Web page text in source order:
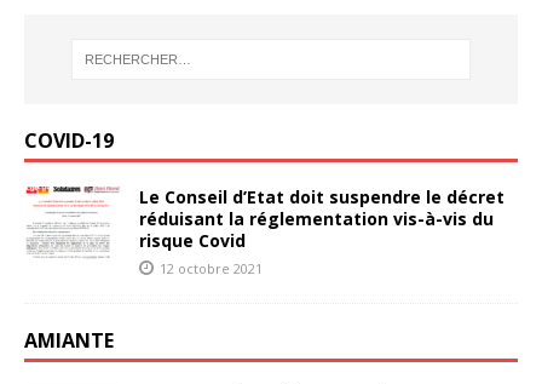
COVID-19
Le Conseil d’Etat doit suspendre le décret
réduisant la réglementation vis-à-vis du
risque Covid
12 octobre 2021
AMIANTE